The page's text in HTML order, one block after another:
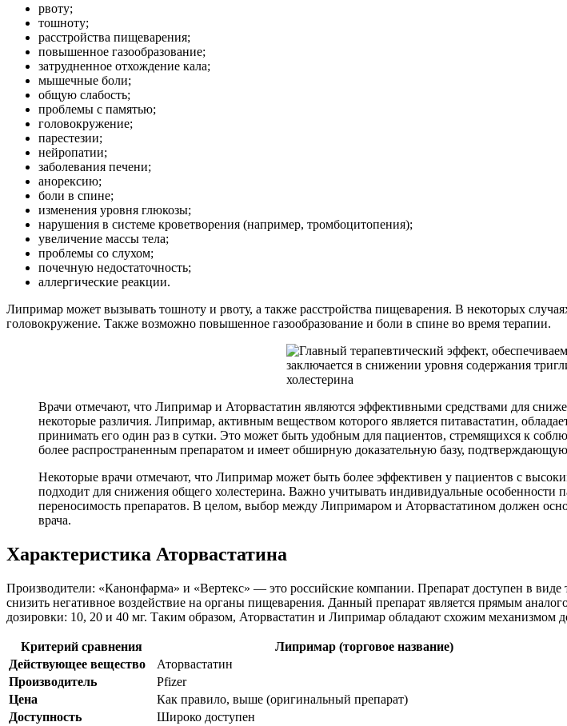
рвоту;
тошноту;
расстройства пищеварения;
повышенное газообразование;
затрудненное отхождение кала;
мышечные боли;
общую слабость;
проблемы с памятью;
головокружение;
парестезии;
нейропатии;
заболевания печени;
анорексию;
боли в спине;
изменения уровня глюкозы;
нарушения в системе кроветворения (например, тромбоцитопения);
увеличение массы тела;
проблемы со слухом;
почечную недостаточность;
аллергические реакции.
Липримар может вызывать тошноту и рвоту, а также расстройства пищеварения. В некоторых
головокружение. Также возможно повышенное газообразование и боли в спине во время терапии.
Врачи отмечают, что Липримар и Аторвастатин являются эффективными средствами для
некоторые различия. Липримар, активным веществом которого является питавастатин,
принимать его один раз в сутки. Это может быть удобным для пациентов, стремящихся к
более распространенным препаратом и имеет обширную доказательную базу, подтверждающую
Некоторые врачи отмечают, что Липримар может быть более эффективен у пациентов с
подходит для снижения общего холестерина. Важно учитывать индивидуальные особенности
переносимость препаратов. В целом, выбор между Липримаром и Аторвастатином должен
врача.
Характеристика Аторвастатина
Производители: «Канонфарма» и «Вертекс» — это российские компании. Препарат доступен в
снизить негативное воздействие на органы пищеварения. Данный препарат является прямым
дозировки: 10, 20 и 40 мг. Таким образом, Аторвастатин и Липримар обладают схожим механизмом
Критерий сравнения Липримар (торговое название)
Действующее вещество
Аторвастатин
Производитель
Pfizer
Цена
Как правило, выше (оригинальный препарат)
Доступность
Широко доступен